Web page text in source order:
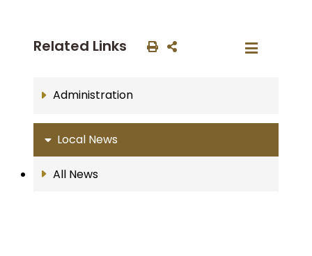
Related Links
Administration
Local News
All News